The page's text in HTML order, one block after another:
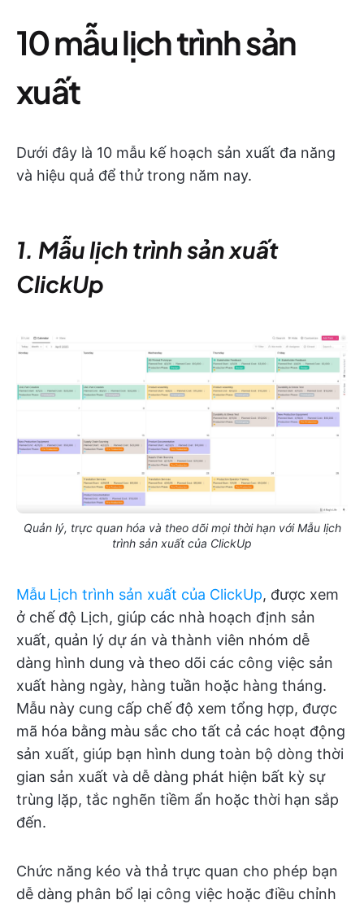
10 mẫu lịch trình sản
xuất
Dưới đây là 10 mẫu kế hoạch sản xuất đa năng
và hiệu quả để thử trong năm nay.
1. Mẫu lịch trình sản xuất
ClickUp
Quản lý, trực quan hóa và theo dõi mọi thời hạn với Mẫu lịch
trình sản xuất của ClickUp
Mẫu Lịch trình sản xuất của ClickUp, được xem
ở chế độ Lịch, giúp các nhà hoạch định sản
xuất, quản lý dự án và thành viên nhóm dễ
dàng hình dung và theo dõi các công việc sản
xuất hàng ngày, hàng tuần hoặc hàng tháng.
Mẫu này cung cấp chế độ xem tổng hợp, được
mã hóa bằng màu sắc cho tất cả các hoạt động
sản xuất, giúp bạn hình dung toàn bộ dòng thời
gian sản xuất và dễ dàng phát hiện bất kỳ sự
trùng lặp, tắc nghẽn tiềm ẩn hoặc thời hạn sắp
đến.
Chức năng kéo và thả trực quan cho phép bạn
dễ dàng phân bổ lại công việc hoặc điều chỉnh